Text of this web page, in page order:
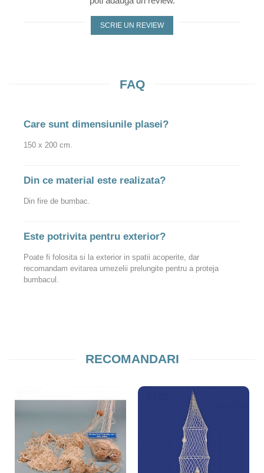
SCRIE UN REVIEW
FAQ
Care sunt dimensiunile plasei?
150 x 200 cm.
Din ce material este realizata?
Din fire de bumbac.
Este potrivita pentru exterior?
Poate fi folosita si la exterior in spatii acoperite, dar
recomandam evitarea umezelii prelungite pentru a proteja
bumbacul.
RECOMANDARI